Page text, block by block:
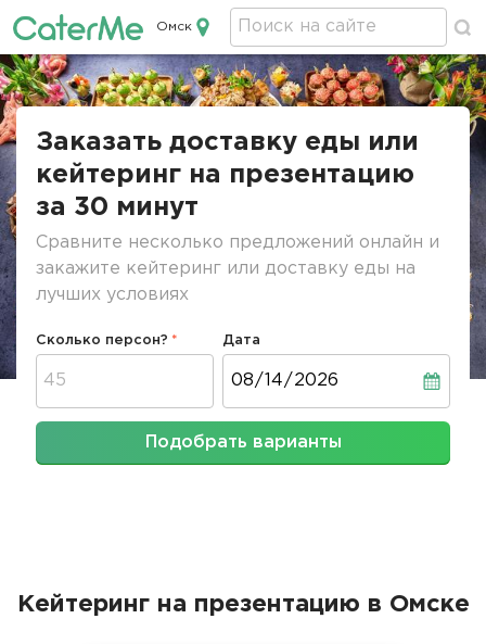
Кейтеринг в Омске
Омск
Строка
Заказать доставку еды или
кейтеринг на презентацию
за 30 минут
Сравните несколько предложений онлайн и
закажите кейтеринг или доставку еды на
лучших условиях
Сколько персон? Дата
Подобрать варианты
Кейтеринг на презентацию в Омске